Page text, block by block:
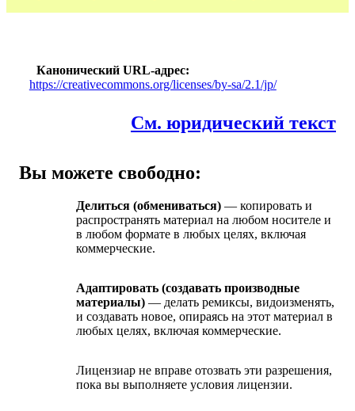
Канонический URL-адрес
https://creativecommons.org/licenses/by-sa/2.1/jp/
См. юридический текст
Вы можете свободно:
Делиться (обмениваться) — копировать и
распространять материал на любом носителе и
в любом формате в любых целях, включая
коммерческие.
Адаптировать (создавать производные
материалы) — делать ремиксы, видоизменять,
и создавать новое, опираясь на этот материал в
любых целях, включая коммерческие.
Лицензиар не вправе отозвать эти разрешения,
пока вы выполняете условия лицензии.